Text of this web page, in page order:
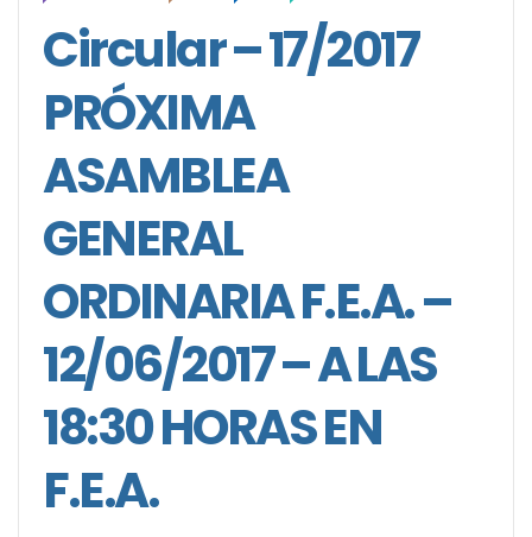
Circular – 17/2017
PRÓXIMA
ASAMBLEA
GENERAL
ORDINARIA F.E.A. –
12/06/2017 – A LAS
18:30 HORAS EN
F.E.A.